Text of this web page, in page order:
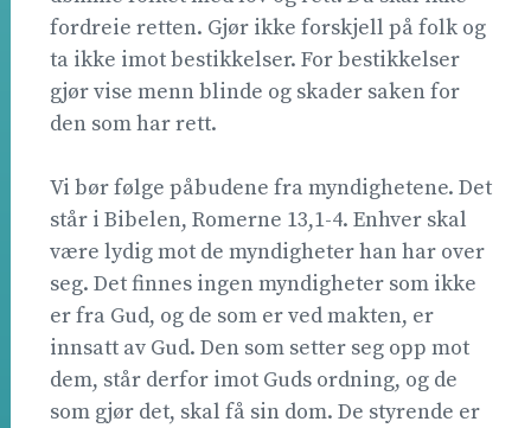
fordreie retten. Gjør ikke forskjell på folk og
ta ikke imot bestikkelser. For bestikkelser
gjør vise menn blinde og skader saken for
den som har rett.
Vi bør følge påbudene fra myndighetene. Det
står i Bibelen, Romerne 13,1-4. Enhver skal
være lydig mot de myndigheter han har over
seg. Det finnes ingen myndigheter som ikke
er fra Gud, og de som er ved makten, er
innsatt av Gud. Den som setter seg opp mot
dem, står derfor imot Guds ordning, og de
som gjør det, skal få sin dom. De styrende er